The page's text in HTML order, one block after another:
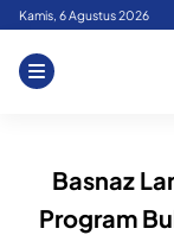
Skip
content
Kamis, 6 Agustus 2026
Basnaz
Program